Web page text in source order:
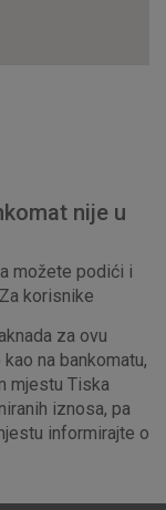
nije u
možete podići i
. Za korisnike
za ovu
na bankomatu,
mjestu Tiska
iznosa, pa
informirajte o
stranice i
uključuju zahtjev
preglednik
neće raditi. Ti
bi vas mogle